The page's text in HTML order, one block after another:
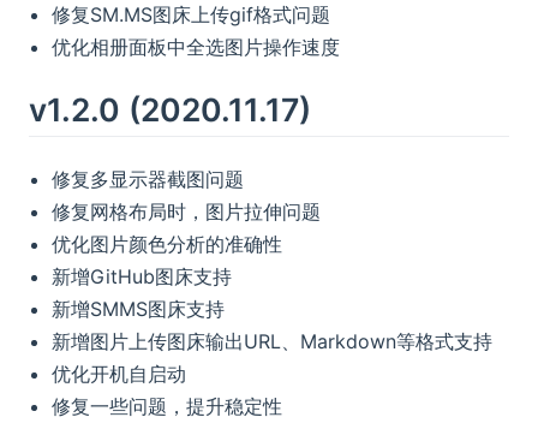
修复SM.MS图床上传gif格式问题
优化相册面板中全选图片操作速度
v1.2.0 (2020.11.17)
修复多显示器截图问题
修复网格布局时，图片拉伸问题
优化图片颜色分析的准确性
新增GitHub图床支持
新增SMMS图床支持
新增图片上传图床输出URL、Markdown等格式支持
优化开机自启动
修复一些问题，提升稳定性